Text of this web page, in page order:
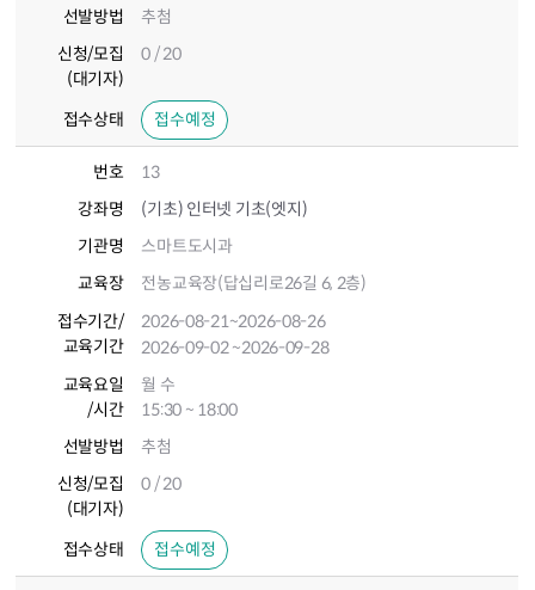
선발방법
추첨
신청/모집
(대기자)
0 / 20
접수상태 접수예정
번호
13
강좌명
(기초) 인터넷 기초(엣지)
기관명
스마트도시과
교육장
전농교육장(답십리로26길 6, 2층)
접수기간/
교육기간
2026-08-21~2026-08-26
2026-09-02~2026-09-28
교육요일
/시간
월 수
15:30 ~ 18:00
선발방법
추첨
신청/모집
(대기자)
0 / 20
접수상태 접수예정